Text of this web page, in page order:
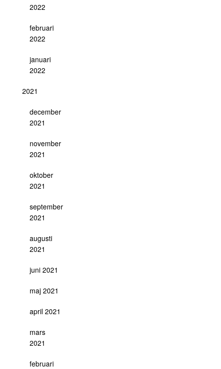
2022
februari
2022
januari
2022
2021
december
2021
november
2021
oktober
2021
september
2021
augusti
2021
juni 2021
maj 2021
april 2021
mars
2021
februari